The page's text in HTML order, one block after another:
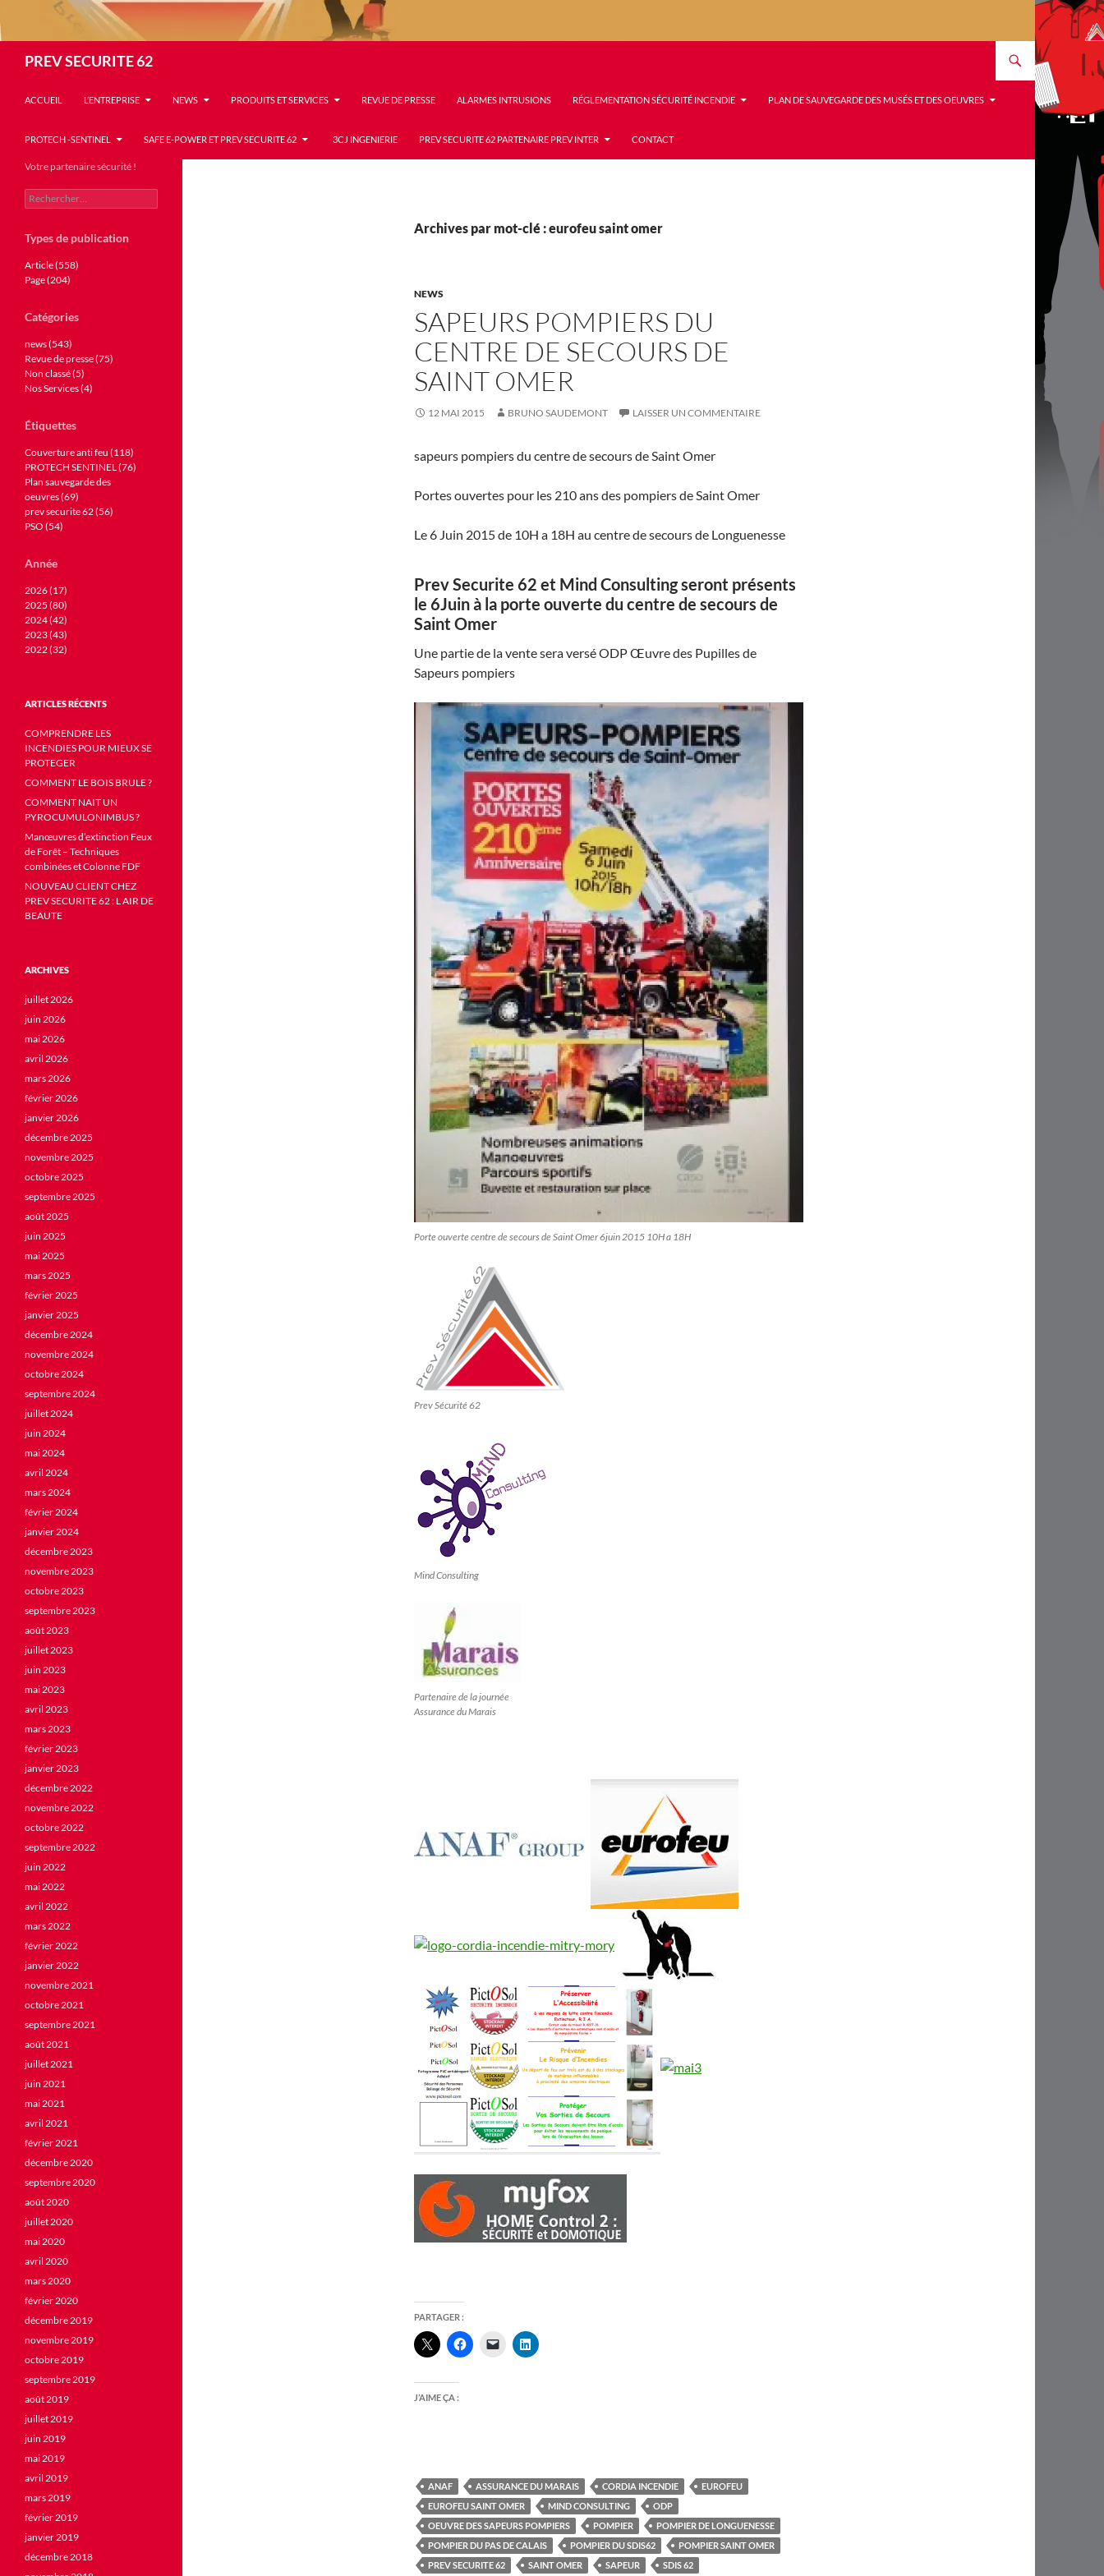
PREV SECURITE 62
ACCUEIL L’ENTREPRISE NEWS PRODUITS ET SERVICES REVUE DE PRESSE ALARMES INTRUSIONS RÉGLEMENTATION SÉCURITÉ INCENDIE PLAN DE SAUVEGARDE DES MUSÉS ET DES OEUVRES
PROTECH -SENTINEL SAFE E-POWER ET PREV SECURITE 62 3CJ INGENIERIE PREV SECURITE 62 PARTENAIRE PREV INTER CONTACT
Archives par mot-clé : eurofeu saint omer
NEWS
SAPEURS POMPIERS DU
CENTRE DE SECOURS DE
SAINT OMER
12 MAI 2015 BRUNO SAUDEMONT LAISSER UN COMMENTAIRE
sapeurs pompiers du centre de secours de Saint Omer
Portes ouvertes pour les 210 ans des pompiers de Saint Omer
Le 6 Juin 2015 de 10H a 18H au centre de secours de Longuenesse
Prev Securite 62 et Mind Consulting seront présents
le 6Juin à la porte ouverte du centre de secours de
Saint Omer
Une partie de la vente sera versé ODP Œuvre des Pupilles de
Sapeurs pompiers
Porte ouverte centre de secours de Saint Omer 6juin 2015 10H a 18H
Prev Sécurité 62
Mind Consulting
Partenaire de la journée
Assurance du Marais
PARTAGER :
J’AIME ÇA :
ANAF ASSURANCE DU MARAIS CORDIA INCENDIE
EUROFEU
EUROFEU SAINT OMER
MIND CONSULTING
ODP
OEUVRE DES SAPEURS POMPIERS
POMPIER
POMPIER DE LONGUENESSE
POMPIER DU PAS DE CALAIS
POMPIER DU SDIS62
POMPIER SAINT OMER
PREV SECURITE 62
SAINT OMER SAPEUR SDIS 62
Votre partenaire sécurité !
Rechercher :
Types de publication
Article (558)
Page (204)
Catégories
news (543)
Revue de presse (75)
Non classé (5)
Nos Services (4)
Étiquettes
Couverture anti feu (118)
PROTECH SENTINEL (76)
Plan sauvegarde des
oeuvres (69)
prev securite 62 (56)
PSO (54)
Année
2026 (17)
2025 (80)
2024 (42)
2023 (43)
2022 (32)
ARTICLES RÉCENTS
COMPRENDRE LES
INCENDIES POUR MIEUX SE
PROTEGER
COMMENT LE BOIS BRULE ?
COMMENT NAIT UN
PYROCUMULONIMBUS ?
Manœuvres d’extinction Feux
de Forêt – Techniques
combinées et Colonne FDF
NOUVEAU CLIENT CHEZ
PREV SECURITE 62 : L AIR DE
BEAUTE
ARCHIVES
juillet 2026
juin 2026
mai 2026
avril 2026
mars 2026
février 2026
janvier 2026
décembre 2025
novembre 2025
octobre 2025
septembre 2025
août 2025
juin 2025
mai 2025
mars 2025
février 2025
janvier 2025
décembre 2024
novembre 2024
octobre 2024
septembre 2024
juillet 2024
juin 2024
mai 2024
avril 2024
mars 2024
février 2024
janvier 2024
décembre 2023
novembre 2023
octobre 2023
septembre 2023
août 2023
juillet 2023
juin 2023
mai 2023
avril 2023
mars 2023
février 2023
janvier 2023
décembre 2022
novembre 2022
octobre 2022
septembre 2022
juin 2022
mai 2022
avril 2022
mars 2022
février 2022
janvier 2022
novembre 2021
octobre 2021
septembre 2021
août 2021
juillet 2021
juin 2021
mai 2021
avril 2021
février 2021
décembre 2020
septembre 2020
août 2020
juillet 2020
mai 2020
avril 2020
mars 2020
février 2020
décembre 2019
novembre 2019
octobre 2019
septembre 2019
août 2019
juillet 2019
juin 2019
mai 2019
avril 2019
mars 2019
février 2019
janvier 2019
décembre 2018